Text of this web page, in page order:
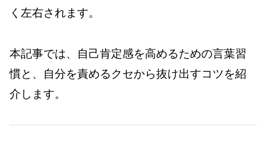
く左右されます。
本記事では、自己肯定感を高めるための言葉習
慣と、自分を責めるクセから抜け出すコツを紹
介します。